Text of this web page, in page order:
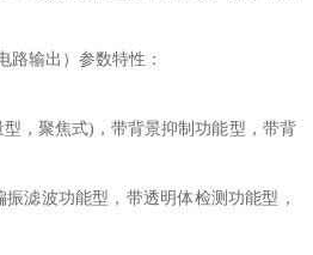
路输出）参数特性：
，聚焦式)，带背景抑制功能型，带背
滤波功能型，带透明体检测功能型，